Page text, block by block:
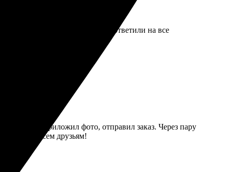
были внимательны и ответили на все
радует. Приложил фото, отправил заказ. Через пару
всем друзьям!